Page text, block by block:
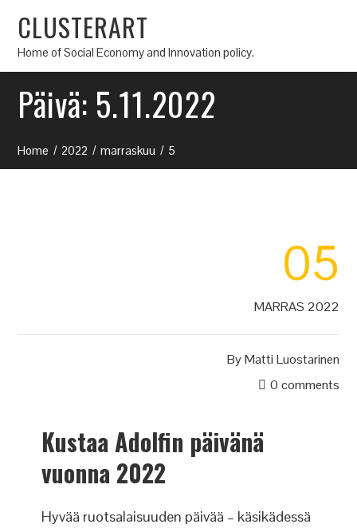
CLUSTERART
Home of Social Economy and Innovation policy.
Päivä: 5.11.2022
Home 2022 marraskuu 5
05
MARRAS 2022
ByMatti Luostarinen
0 comments
Kustaa Adolfin päivänä
vuonna 2022
Hyvää ruotsalaisuuden päivää – käsikädessä